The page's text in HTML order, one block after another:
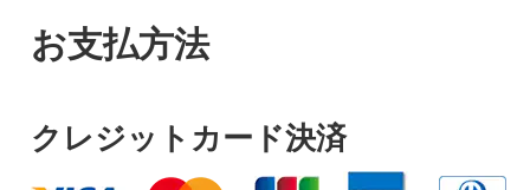
お支払方法
クレジットカード決済